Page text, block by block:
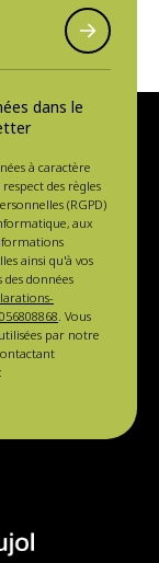
dans le
à caractère
des règles
(RGPD)
aux
ainsi qu'à vos
données
. Vous
par notre